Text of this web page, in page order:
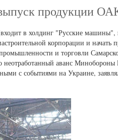
продукции
в холдинг "Русские
корпорации и
и торговли
аванс
с событиями на Украине,